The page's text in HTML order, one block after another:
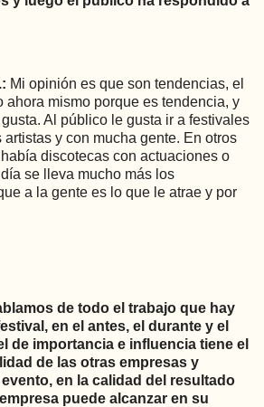
Mi opinión es que son tendencias, el
ahora mismo porque es tendencia, y
Al público le gusta ir a festivales
y con mucha gente. En otros
discotecas con actuaciones o
se lleva mucho más los
a la gente es lo que le atrae y por
de todo el trabajo que hay
en el antes, el durante y el
de importancia e influencia tiene el
de las otras empresas y
en la calidad del resultado
puede alcanzar en su